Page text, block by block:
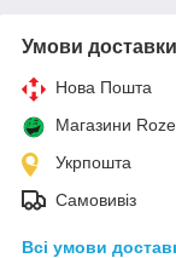
Умови доставки
Нова Пошта
Магазини
Укрпошта
Самовивіз
Всі умови